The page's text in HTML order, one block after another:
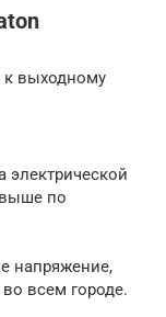
выходному
электрической
по
напряжение,
всем городе.